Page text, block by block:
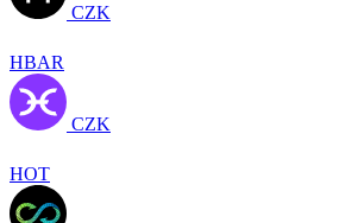
CZK
HBAR
CZK
HOT